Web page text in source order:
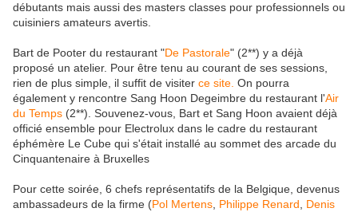
débutants mais aussi des masters classes pour professionnels ou
cuisiniers amateurs avertis.
Bart de Pooter du restaurant "De Pastorale" (2**) y a déjà
proposé un atelier. Pour être tenu au courant de ses sessions,
rien de plus simple, il suffit de visiter ce site. On pourra
également y rencontre Sang Hoon Degeimbre du restaurant l'Air
du Temps (2**). Souvenez-vous, Bart et Sang Hoon avaient déjà
officié ensemble pour Electrolux dans le cadre du restaurant
éphémère Le Cube qui s'était installé au sommet des arcade du
Cinquantenaire à Bruxelles
Pour cette soirée, 6 chefs représentatifs de la Belgique, devenus
ambassadeurs de la firme (Pol Mertens Philippe Renard
Denis